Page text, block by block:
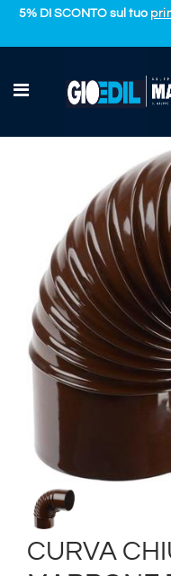
5% DI SCONTO sul tuo
Open menu
Ferramenta e colori
CURVA